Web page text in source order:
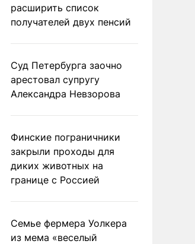
расширить список
получателей двух пенсий
Суд Петербурга заочно
арестовал супругу
Александра Невзорова
Финские пограничники
закрыли проходы для
диких животных на
границе с Россией
Семье фермера Уолкера
из мема «веселый